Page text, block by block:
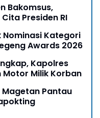
Bakomsus,
Presiden RI
Nominasi Kategori
Awards 2026
Kapolres
Milik Korban
Pantau